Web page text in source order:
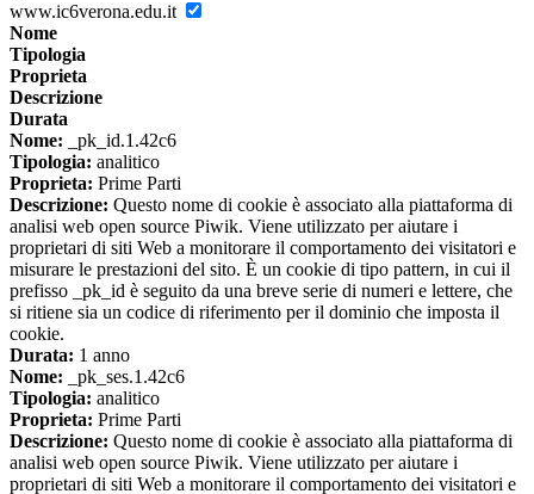
www.ic6verona.edu.it
Nome
Tipologia
Proprieta
Descrizione
Durata
Nome: _pk_id.1.42c6
Tipologia: analitico
Proprieta: Prime Parti
Descrizione: Questo nome di cookie è associato alla piattaforma di
analisi web open source Piwik. Viene utilizzato per aiutare i
proprietari di siti Web a monitorare il comportamento dei visitatori e
misurare le prestazioni del sito. È un cookie di tipo pattern, in cui il
prefisso _pk_id è seguito da una breve serie di numeri e lettere, che
si ritiene sia un codice di riferimento per il dominio che imposta il
cookie.
Durata: 1 anno
Nome: _pk_ses.1.42c6
Tipologia: analitico
Proprieta: Prime Parti
Descrizione: Questo nome di cookie è associato alla piattaforma di
analisi web open source Piwik. Viene utilizzato per aiutare i
proprietari di siti Web a monitorare il comportamento dei visitatori e